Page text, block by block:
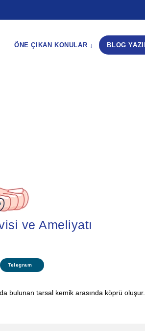
ÖNE ÇIKAN KONULAR ↓ BLOG
ve Ameliyatı
Telegram
bulunan tarsal kemik arasında köprü